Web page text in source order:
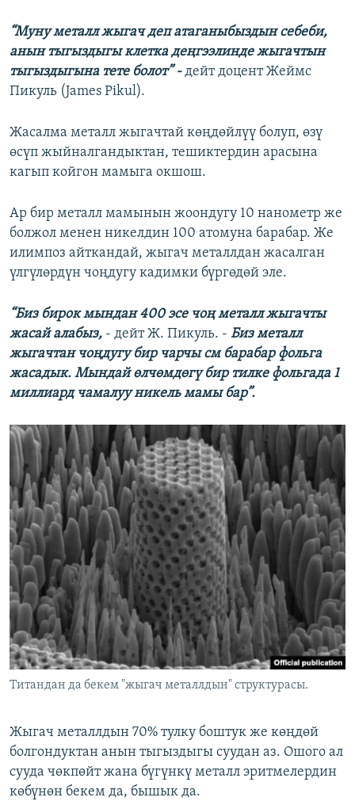
“Муну металл жыгач деп атаганыбыздын себеби,
анын тыгыздыгы клетка деңгээлинде жыгачтын
тыгыздыгына тете болот” -дейт доцент Жеймс
Пикуль (James Pikul).
Жасалма металл жыгачтай көңдөйлүү болуп, өзү
өсүп жыйналгандыктан, тешиктердин арасына
кагып койгон мамыга окшош.
Ар бир металл мамынын жоондугу 10 нанометр же
болжол менен никелдин 100 атомуна барабар. Же
илимпоз айткандай, жыгач металлдан жасалган
үлгүлөрдүн чоңдугу кадимки бүргөдөй эле. ​
“Биз бирок мындан 400 эсе чоң металл жыгачты
жасай алабыз, - дейт Ж. Пикуль. - Биз металл
жыгачтан чоңдугу бир чарчы см барабар фольга
жасадык. Мындай өлчөмдөгү бир тилке фольгада 1
миллиард чамалуу никель мамы бар”.
Титандан да бекем "жыгач металлдын" структурасы.
Жыгач металлдын 70% тулку боштук же көңдөй
болгондуктан анын тыгыздыгы суудан аз. Ошого ал
сууда чөкпөйт жана бүгүнкү металл эритмелердин
көбүнөн бекем да, бышык да.